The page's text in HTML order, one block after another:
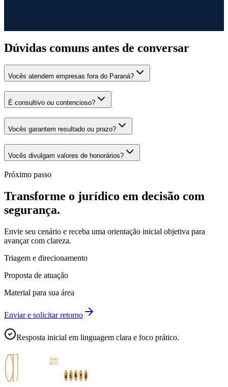
Dúvidas comuns antes de conversar
Vocês atendem empresas fora do Paraná?
É consultivo ou contencioso?
Vocês garantem resultado ou prazo?
Vocês divulgam valores de honorários?
Próximo passo
Transforme o jurídico em decisão com
segurança.
Envie seu cenário e receba uma orientação inicial objetiva para
avançar com clareza.
Triagem e direcionamento
Proposta de atuação
Material para sua área
Enviar e solicitar retorno
Resposta inicial em linguagem clara e foco prático.